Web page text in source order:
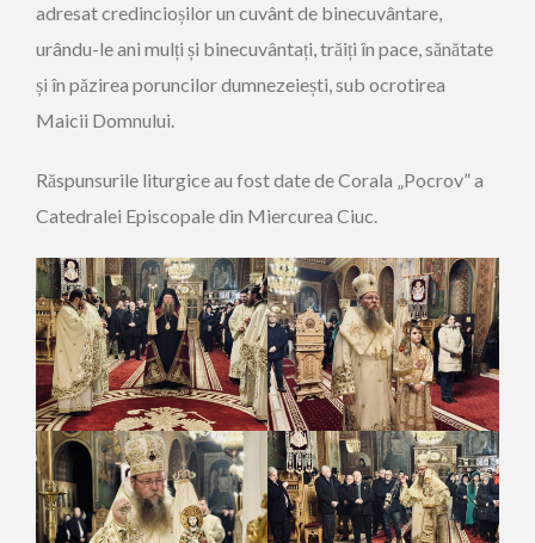
adresat credincioșilor un cuvânt de binecuvântare,
urându-le ani mulți și binecuvântați, trăiți în pace, sănătate
și în păzirea poruncilor dumnezeiești, sub ocrotirea
Maicii Domnului.
Răspunsurile liturgice au fost date de Corala „Pocrov” a
Catedralei Episcopale din Miercurea Ciuc.